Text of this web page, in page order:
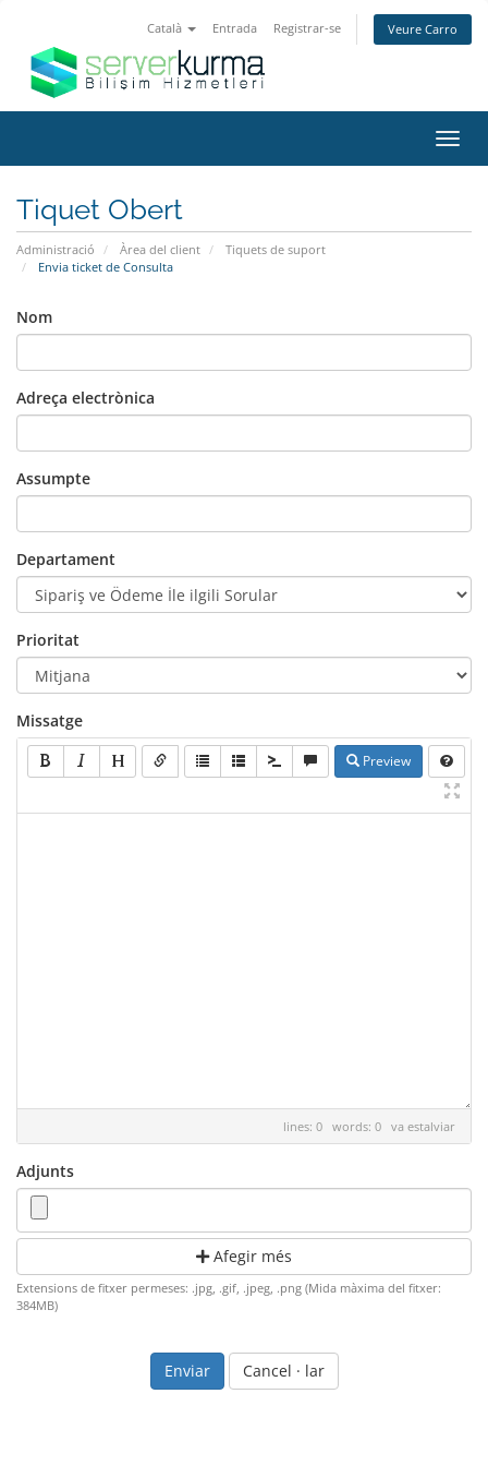
Català Entrada Registrar-se Veure Carro
la
Tiquet Obert
Administració Àrea del client
Tiquets de suport
Envia ticket de Consulta
Nom
Adreça electrònica
Assumpte
Departament
Prioritat
Missatge
Preview
lines: 0 words: 0 va estalviar
Adjunts
Afegir més
Extensions de fitxer permeses: .jpg, .gif, .jpeg, .png (Mida màxima del fitxer:
384MB)
Cancel · lar